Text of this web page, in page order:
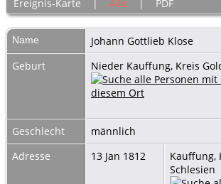
Ereignis-Karte | Alle | PDF
Name Johann Gottlieb Klose
Geburt
Nieder Kauffung, Kreis
Geschlecht
männlich
Adresse
13 Jan 1812
Kauffung,
Schlesien